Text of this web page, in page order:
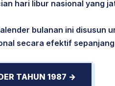
hari libur nasional yang
bulanan ini disusun
secara efektif
TAHUN 1987 →